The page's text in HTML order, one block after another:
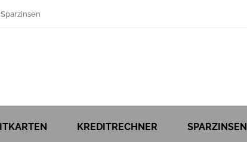
Sparzinsen
KREDITRECHNER SPARZINSEN